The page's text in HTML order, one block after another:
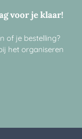
voor je klaar!
of je bestelling?
het organiseren